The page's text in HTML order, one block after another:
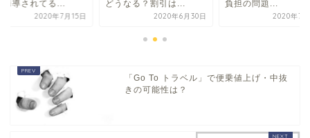
誘導されてる...
2020年7月15日
どうなる？割引は...
2020年6月30日
負担の問題...
2020年7
「Go To トラベル」で便乗値上げ・中抜
きの可能性は？